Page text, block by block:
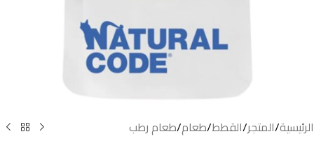
الرئيسية/المتجر/القطط/طعام/طعام رطب